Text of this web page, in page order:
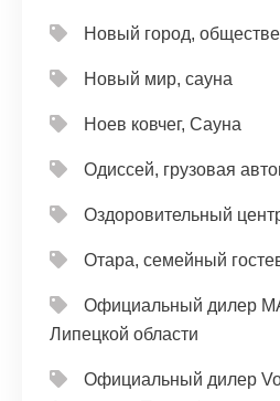
Новый город,
Новый мир, сауна
Ноев ковчег, Сауна
Одиссей, грузовая
Оздоровительный
Отара, семейный
Официальный дилер
Липецкой области
Официальный дилер